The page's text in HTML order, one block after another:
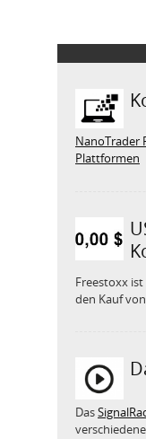
NanoTrader
Plattformen
Freestoxx ist
den Kauf
Das